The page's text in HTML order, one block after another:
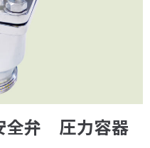
全弁 圧力容器